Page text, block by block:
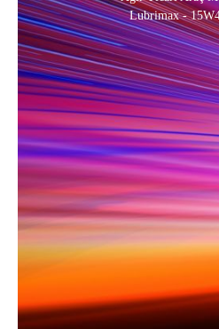
Lubrimax -